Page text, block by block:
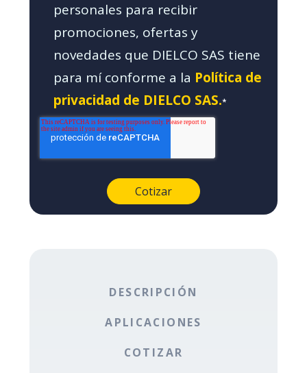
personales para recibir
promociones, ofertas y
novedades que DIELCO SAS tiene
para mí conforme a la Política de
privacidad de DIELCO SAS.*
DESCRIPCIÓN
APLICACIONES
COTIZAR